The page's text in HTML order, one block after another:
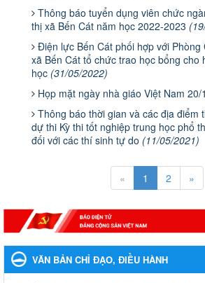
Thông báo tuyển dụng viên chức
thị xã Bến Cát năm học 2022-2023
Điện lực Bến Cát phối hợp với
xã Bến Cát tổ chức trao học bổng cho
học (31/05/2022)
Họp mặt ngày nhà giáo Việt Nam 20/
Thông báo thời gian và các địa điểm
dự thi Kỳ thi tốt nghiệp trung học phổ
đối với các thí sinh tự do (11/05/2021)
« 1 2 »
VĂN BẢN CHỈ ĐẠO, ĐIỀU HÀNH